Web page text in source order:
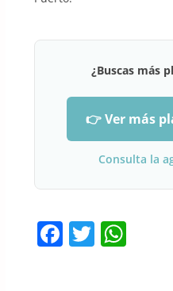
¿Buscas más
👉 Ver más
Consulta la
F T W